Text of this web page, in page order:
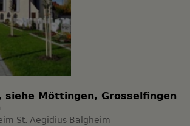
siehe Möttingen, Grosselfingen
St. Aegidius Balgheim